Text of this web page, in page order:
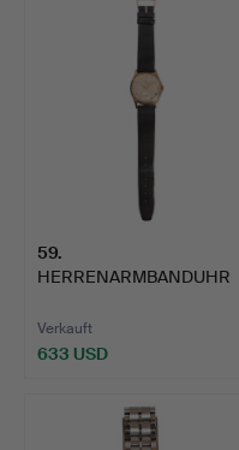
59.
HERRENARMBANDUHR
GOLD.
Verkauft
633 USD